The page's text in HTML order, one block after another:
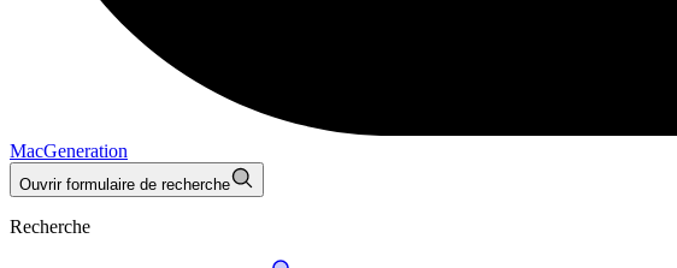
MacGeneration
Ouvrir formulaire de recherche
Recherche